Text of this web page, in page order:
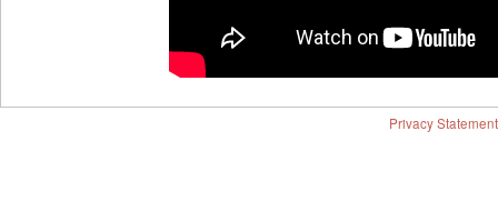
Privacy Statement